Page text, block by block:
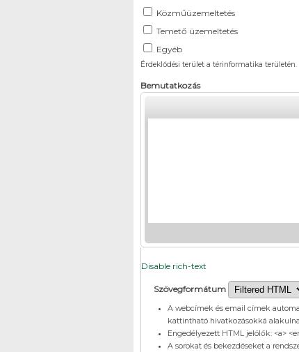
Közműüzemeltetés
Temető üzemeltetés
Egyéb
Érdeklődési terület a térinformatika területén.
Bemutatkozás
Disable rich-text
Szövegformátum
A webcímek és email címek
kattintható hivatkozásokká
Engedélyezett HTML jelölők: <a>
A sorokat és bekezdéseket a